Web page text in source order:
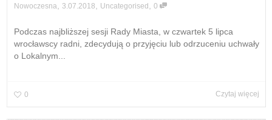
Nowoczesna 3.07.2018 Uncategorised 0
Podczas najbliższej sesji Rady Miasta, w czwartek 5 lipca
wrocławscy radni, zdecydują o przyjęciu lub odrzuceniu uchwały
o Lokalnym...
0 Czytaj więcej